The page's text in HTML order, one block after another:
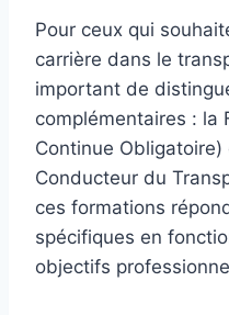
Pour ceux qui
carrière dans le
important de
complémentaires : la
Continue
Conducteur du
ces formations
spécifiques en
objectifs